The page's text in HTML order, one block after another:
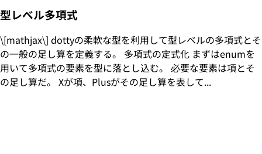
型レベル多項式
\[mathjax\] dottyの柔軟な型を利用して型レベルの多項式とそ
の一般の足し算を定義する。 多項式の定式化 まずはenumを
用いて多項式の要素を型に落とし込む。 必要な要素は項とそ
の足し算だ。 Xが項、Plusがその足し算を表して...